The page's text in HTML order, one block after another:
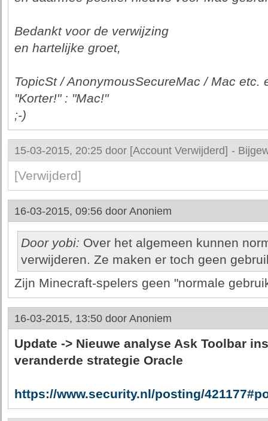
Bedankt voor de verwijzing
en hartelijke groet,
TopicSt / AnonymousSecureMac / Mac etc.
"Korter!" : "Mac!"
;-)
15-03-2015, 20:25 door [Account Verwijderd] -
[Verwijderd]
16-03-2015, 09:56 door Anoniem
Door yobi: Over het algemeen kunnen
verwijderen. Ze maken er toch geen
Zijn Minecraft-spelers geen "normale
16-03-2015, 13:50 door Anoniem
Update -> Nieuwe analyse Ask Toolbar
veranderde strategie Oracle
https://www.security.nl/posting/